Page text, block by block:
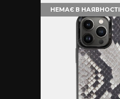
НЕМАЄ В НАЯВНОСТІ